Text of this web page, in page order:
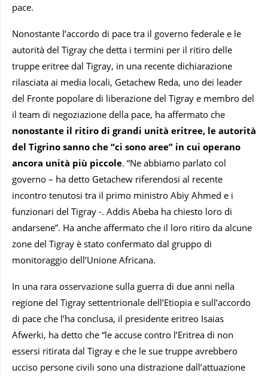
pace.
Nonostante l’accordo di pace tra il governo federale e le
autorità del Tigray che detta i termini per il ritiro delle
truppe eritree dal Tigray, in una recente dichiarazione
rilasciata ai media locali, Getachew Reda, uno dei leader
del Fronte popolare di liberazione del Tigray e membro del
il team di negoziazione della pace, ha affermato che
nonostante il ritiro di grandi unità eritree, le autorità
del Tigrino sanno che “ci sono aree” in cui operano
ancora unità più piccole. “Ne abbiamo parlato col
governo – ha detto Getachew riferendosi al recente
incontro tenutosi tra il primo ministro Abiy Ahmed e i
funzionari del Tigray -. Addis Abeba ha chiesto loro di
andarsene”. Ha anche affermato che il loro ritiro da alcune
zone del Tigray è stato confermato dal gruppo di
monitoraggio dell’Unione Africana.
In una rara osservazione sulla guerra di due anni nella
regione del Tigray settentrionale dell’Etiopia e sull’accordo
di pace che l’ha conclusa, il presidente eritreo Isaias
Afwerki, ha detto che “le accuse contro l’Eritrea di non
essersi ritirata dal Tigray e che le sue truppe avrebbero
ucciso persone civili sono una distrazione dall’attuazione